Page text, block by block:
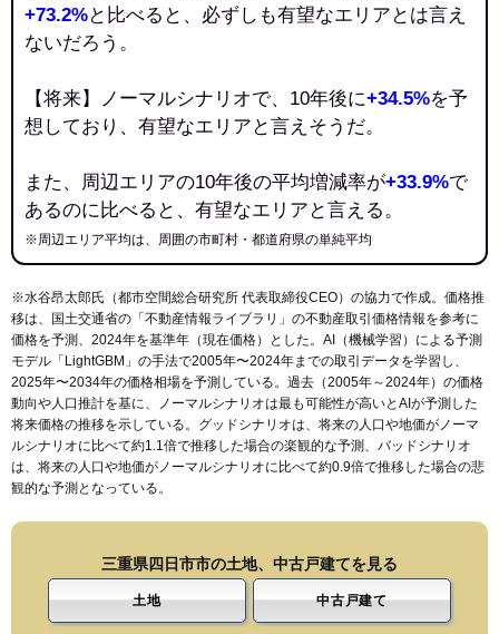
+73.2%と比べると、必ずしも有望なエリアとは言え
ないだろう。
【将来】ノーマルシナリオで、10年後に+34.5%を予
想しており、有望なエリアと言えそうだ。
また、周辺エリアの10年後の平均増減率が+33.9%で
あるのに比べると、有望なエリアと言える。
※周辺エリア平均は、周囲の市町村・都道府県の単純平均
※水谷昂太郎氏（都市空間総合研究所 代表取締役CEO）の協力で作成。価格推
移は、国土交通省の「 不動産情報ライブラリ 」の不動産取引価格情報を参考に
価格を予測、2024年を基準年（現在価格）とした。AI（機械学習）による予測
モデル「LightGBM」の手法で2005年〜2024年までの取引データを学習し、
2025年〜2034年の価格相場を予測している。過去（2005年～2024年）の価格
動向や人口推計を基に、ノーマルシナリオは最も可能性が高いとAIが予測した
将来価格の推移を示している。グッドシナリオは、将来の人口や地価がノーマ
ルシナリオに比べて約1.1倍で推移した場合の楽観的な予測、バッドシナリオ
は、将来の人口や地価がノーマルシナリオに比べて約0.9倍で推移した場合の悲
観的な予測となっている。
三重県四日市市の土地、中古戸建てを見る
土地 中古戸建て